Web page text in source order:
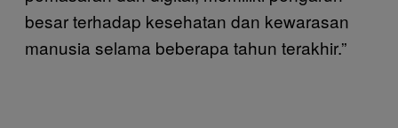
besar terhadap kesehatan dan kewarasan
manusia selama beberapa tahun terakhir.”